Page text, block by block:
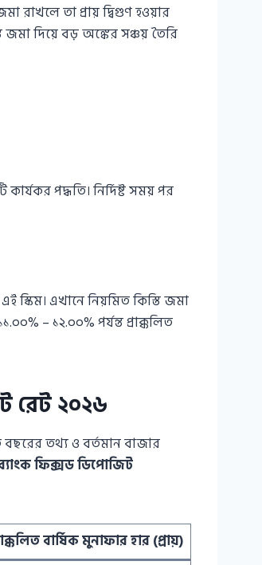
রাখলে তা প্রায় দ্বিগুণ হওয়ার
জমা দিয়ে বড় অঙ্কের সঞ্চয় তৈরি
পদ্ধতি। নির্দিষ্ট সময় পর
এখানে নিয়মিত কিস্তি জমা
– ১২.০০% পর্যন্ত প্রাক্কলিত
রেট ২০২৬
তথ্য ও বর্তমান বাজার
ফিক্সড ডিপোজিট
বার্ষিক মুনাফার হার (প্রায়)